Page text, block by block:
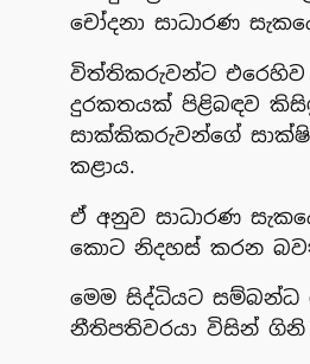
චෝදනා සාධාරණ
විත්තිකරුවන්ට එරෙහිව
දුරකතයක් පිළිබඳව
සාක්කිකරුවන්ගේ
කළාය.
ඒ අනුව සාධාරණ
කොට නිදහස් කරන
මෙම සිද්ධියට සම්බන්ධ
නීතිපතිවරයා විසින්